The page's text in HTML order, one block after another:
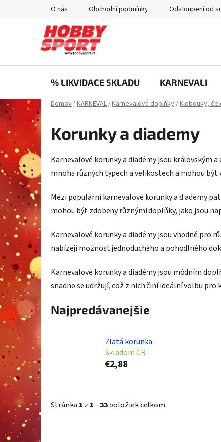
O nás Obchodní podmínky Odstoupení od
% LIKVIDACE SKLADU KARNEVALI
Domov/KARNEVAL/Karnevalové doplňky/Klobouky,
Korunky a diademy
Karnevalové korunky a diadémy jsou královským
mnoha různých typech a velikostech a mohou
Mezi populární karnevalové korunky a diadémy
mohou být zdobeny různými doplňky, jako jsou
Karnevalové korunky a diadémy jsou vhodné pro
nabízejí možnost jednoduchého a pohodlného
Karnevalové korunky a diadémy jsou módním
snadno se udržují, což z nich činí ideální volbu pro
Najpredávanejšie
Zlatá korunka
Skladom ČR
€2,88
Stránka 1 z 1 -33položiek celkom